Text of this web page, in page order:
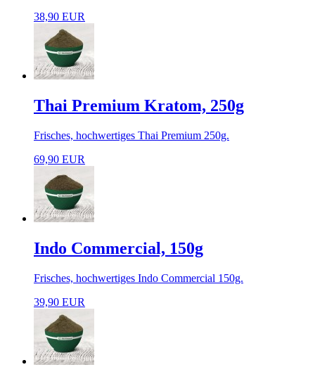
38,90 EUR
Thai Premium Kratom, 250g
Frisches, hochwertiges Thai Premium 250g.
69,90 EUR
Indo Commercial, 150g
Frisches, hochwertiges Indo Commercial 150g.
39,90 EUR